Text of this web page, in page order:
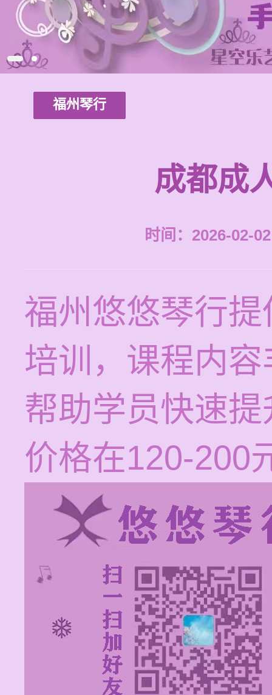
福州琴行
成都成
时间：2026-02-
福州悠悠琴行
培训，课程内
帮助学员快速
价格在120-200